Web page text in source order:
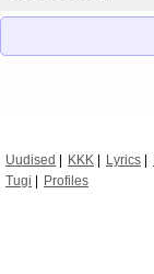
Uudised KKK Lyrics
Tugi
Profiles